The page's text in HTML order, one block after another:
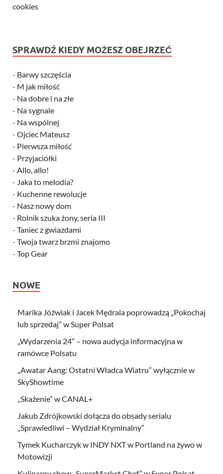
cookies
SPRAWDŹ KIEDY MOŻESZ OBEJRZEĆ
- Barwy szczęścia
- M jak miłość
- Na dobre i na złe
- Na sygnale
- Na wspólnej
- Ojciec Mateusz
- Pierwsza miłość
- Przyjaciółki
- Allo, allo!
- Jaka to melodia?
- Kuchenne rewolucje
- Nasz nowy dom
- Rolnik szuka żony, seria III
- Taniec z gwiazdami
- Twoja twarz brzmi znajomo
- Top Gear
NOWE
Marika Jóźwiak i Jacek Mędrala poprowadzą „Pokochaj
lub sprzedaj” w Super Polsat
„Wydarzenia 24” – nowa audycja informacyjna w
ramówce Polsatu
„Awatar Aang: Ostatni Władca Wiatru” wyłącznie w
SkyShowtime
„Skażenie” w CANAL+
Jakub Zdrójkowski dołącza do obsady serialu
„Sprawiedliwi – Wydział Kryminalny”
Tymek Kucharczyk w INDY NXT w Portland na żywo w
Motowizji